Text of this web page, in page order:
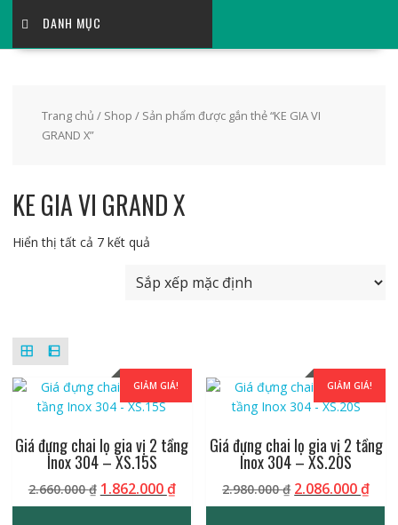
DANH MỤC
Trang chủ / Shop / Sản phẩm được gắn thẻ “KE GIA VI
GRAND X”
KE GIA VI GRAND X
Hiển thị tất cả 7 kết quả
GIẢM GIÁ!
Giá đựng chai lọ gia vị 2 tầng
Inox 304 – XS.15S
2.660.000₫ Giá
gốc
1.862.000₫Giá
hiện
GIẢM GIÁ!
Giá đựng chai lọ gia vị 2 tầng
Inox 304 – XS.20S
2.980.000₫ Giá
gốc
2.086.000₫Giá
hiện